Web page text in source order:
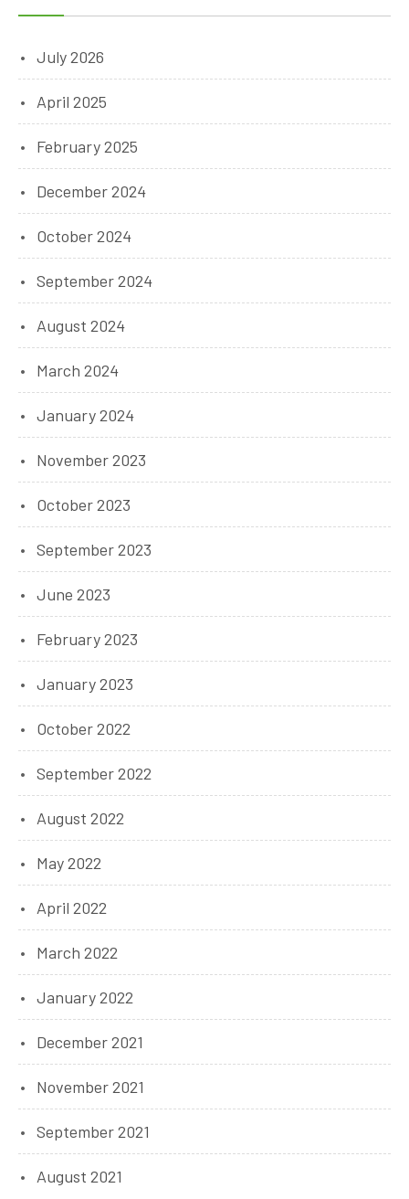
July 2026
April 2025
February 2025
December 2024
October 2024
September 2024
August 2024
March 2024
January 2024
November 2023
October 2023
September 2023
June 2023
February 2023
January 2023
October 2022
September 2022
August 2022
May 2022
April 2022
March 2022
January 2022
December 2021
November 2021
September 2021
August 2021